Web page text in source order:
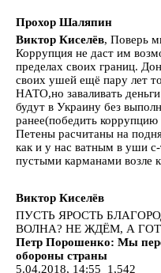
Прохор Шаляпин
Виктор Киселёв, Поверь
Коррупция не даст им
пределах своих границ.
своих ушей ещё пару лет
НАТО,но заваливать
будут в Украину без
ранее(победить
Петены расчитаны на
как и у нас ватным в уши с-
пустыми карманами возле
Виктор Киселёв
ПУСТЬ ЯРОСТЬ
ВОЛНА? НЕ ЖДЁМ, А
Петр Порошенко: Мы
обороны страны
5.04.2018, 14:55 1,542